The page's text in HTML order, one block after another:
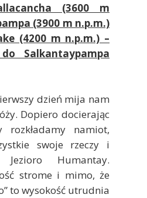
(3600 m
(3900 m n.p.m.)
(4200 m n.p.m.) –
Salkantaypampa
dzień mija nam
Dopiero docierając
rozkładamy namiot,
swoje rzeczy i
Humantay.
strome i mimo, że
to wysokość utrudnia